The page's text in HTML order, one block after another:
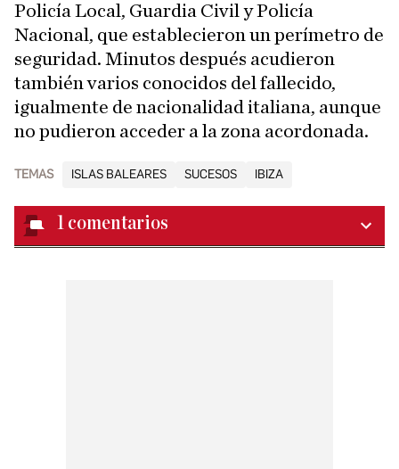
Policía Local, Guardia Civil y Policía
Nacional, que establecieron un perímetro de
seguridad. Minutos después acudieron
también varios conocidos del fallecido,
igualmente de nacionalidad italiana, aunque
no pudieron acceder a la zona acordonada.
TEMAS ISLAS BALEARES SUCESOS IBIZA
1 comentarios